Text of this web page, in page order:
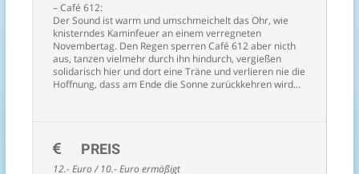
– Café 612:
Der Sound ist warm und umschmeichelt das Ohr, wie
knisterndes Kaminfeuer an einem verregneten
Novembertag. Den Regen sperren Café 612 aber nicth
aus, tanzen vielmehr durch ihn hindurch, vergießen
solidarisch hier und dort eine Träne und verlieren nie die
Hoffnung, dass am Ende die Sonne zurückkehren wird…
PREIS
12.- Euro / 10.- Euro ermäßigt